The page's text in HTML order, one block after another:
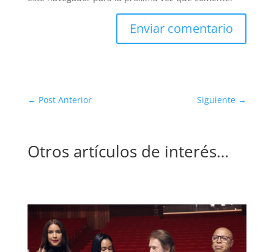
Enviar comentario
← Post Anterior Siguiente →
Otros artículos de interés…